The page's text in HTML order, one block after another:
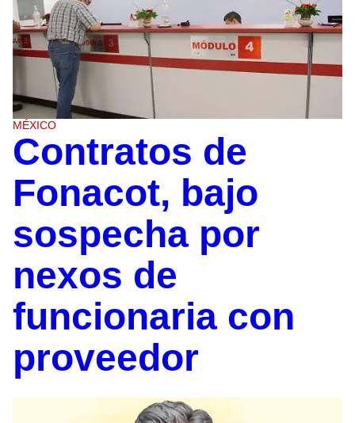
MÉXICO
Contratos de
Fonacot, bajo
sospecha por
nexos de
funcionaria con
proveedor